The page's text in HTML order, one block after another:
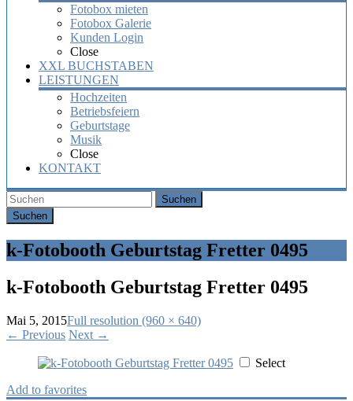
Fotobox mieten
Fotobox Galerie
Kunden Login
Close
XXL BUCHSTABEN
LEISTUNGEN
Hochzeiten
Betriebsfeiern
Geburtstage
Musik
Close
KONTAKT
Suchen
k-Fotobooth Geburtstag Fretter 0495
k-Fotobooth Geburtstag Fretter 0495
Mai 5, 2015Full resolution (960 × 640)
← Previous Next →
Select
Add to favorites